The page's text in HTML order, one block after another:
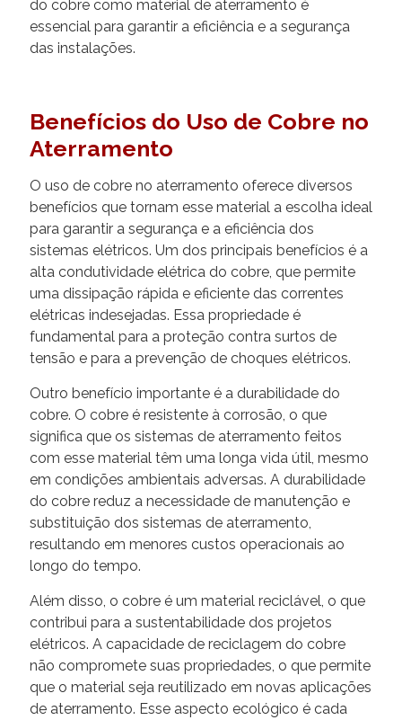
do cobre como material de aterramento é
essencial para garantir a eficiência e a segurança
das instalações.
Benefícios do Uso de Cobre no
Aterramento
O uso de cobre no aterramento oferece diversos
benefícios que tornam esse material a escolha ideal
para garantir a segurança e a eficiência dos
sistemas elétricos. Um dos principais benefícios é a
alta condutividade elétrica do cobre, que permite
uma dissipação rápida e eficiente das correntes
elétricas indesejadas. Essa propriedade é
fundamental para a proteção contra surtos de
tensão e para a prevenção de choques elétricos.
Outro benefício importante é a durabilidade do
cobre. O cobre é resistente à corrosão, o que
significa que os sistemas de aterramento feitos
com esse material têm uma longa vida útil, mesmo
em condições ambientais adversas. A durabilidade
do cobre reduz a necessidade de manutenção e
substituição dos sistemas de aterramento,
resultando em menores custos operacionais ao
longo do tempo.
Além disso, o cobre é um material reciclável, o que
contribui para a sustentabilidade dos projetos
elétricos. A capacidade de reciclagem do cobre
não compromete suas propriedades, o que permite
que o material seja reutilizado em novas aplicações
de aterramento. Esse aspecto ecológico é cada